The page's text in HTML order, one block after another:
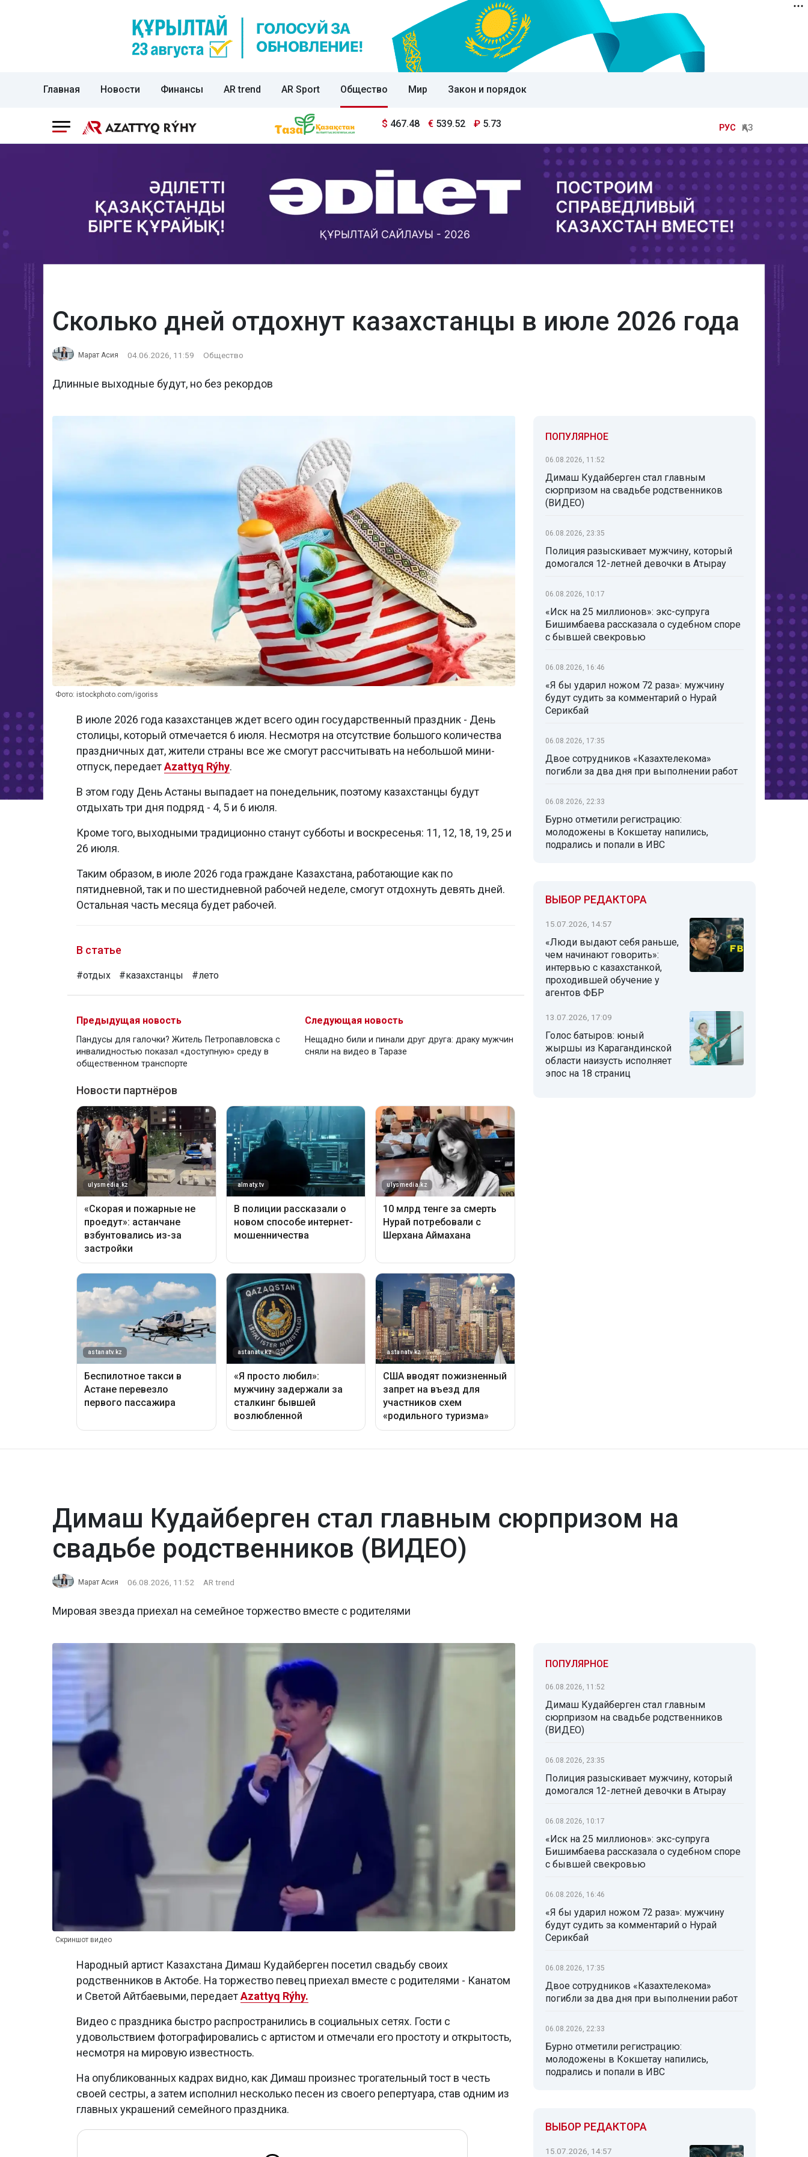
Главная Новости Финансы AR trend AR Sport Общество Мир Закон и порядок
$ 467.48 € 539.52 ₽ 5.73 РУС ҚАЗ
Сколько дней отдохнут казахстанцы в июле 2026 года
Марат Асия 04.06.2026, 11:59 Общество
Длинные выходные будут, но без рекордов
Фото: istockphoto.com/igoriss
В июле 2026 года казахстанцев ждет всего один государственный праздник - День
столицы, который отмечается 6 июля. Несмотря на отсутствие большого количества
праздничных дат, жители страны все же смогут рассчитывать на небольшой мини-
отпуск, передаетAzattyq Rýhy.
В этом году День Астаны выпадает на понедельник, поэтому казахстанцы будут
отдыхать три дня подряд - 4, 5 и 6 июля.
Кроме того, выходными традиционно станут субботы и воскресенья: 11, 12, 18, 19, 25 и
26 июля.
Таким образом, в июле 2026 года граждане Казахстана, работающие как по
пятидневной, так и по шестидневной рабочей неделе, смогут отдохнуть девять дней.
Остальная часть месяца будет рабочей.
В статье
#отдых #казахстанцы #лето
Предыдущая новость
Пандусы для галочки? Житель Петропавловска с
инвалидностью показал «доступную» среду в
общественном транспорте
Следующая новость
Нещадно били и пинали друг друга: драку мужчин
сняли на видео в Таразе
ПОПУЛЯРНОЕ
06.08.2026, 11:52
Димаш Кудайберген стал главным
сюрпризом на свадьбе родственников
(ВИДЕО)
06.08.2026, 23:35
Полиция разыскивает мужчину, который
домогался 12-летней девочки в Атырау
06.08.2026, 10:17
«Иск на 25 миллионов»: экс-супруга
Бишимбаева рассказала о судебном споре
с бывшей свекровью
06.08.2026, 16:46
«Я бы ударил ножом 72 раза»: мужчину
будут судить за комментарий о Нурай
Серикбай
06.08.2026, 17:35
Двое сотрудников «Казахтелекома»
погибли за два дня при выполнении работ
06.08.2026, 22:33
Бурно отметили регистрацию:
молодожены в Кокшетау напились,
подрались и попали в ИВС
ВЫБОР РЕДАКТОРА
15.07.2026, 14:57
«Люди выдают себя раньше,
чем начинают говорить»:
интервью с казахстанкой,
проходившей обучение у
агентов ФБР
13.07.2026, 17:09
Голос батыров: юный
жыршы из Карагандинской
области наизусть исполняет
эпос на 18 страниц
Димаш Кудайберген стал главным сюрпризом на
свадьбе родственников (ВИДЕО)
Марат Асия 06.08.2026, 11:52 AR trend
Мировая звезда приехал на семейное торжество вместе с родителями
Скриншот видео
Народный артист Казахстана Димаш Кудайберген посетил свадьбу своих
родственников в Актобе. На торжество певец приехал вместе с родителями - Канатом
и Светой Айтбаевыми, передаетAzattyq Rýhy.
Видео с праздника быстро распространились в социальных сетях. Гости с
удовольствием фотографировались с артистом и отмечали его простоту и открытость,
несмотря на мировую известность.
На опубликованных кадрах видно, как Димаш произнес трогательный тост в честь
своей сестры, а затем исполнил несколько песен из своего репертуара, став одним из
главных украшений семейного праздника.
ПОПУЛЯРНОЕ
06.08.2026, 11:52
Димаш Кудайберген стал главным
сюрпризом на свадьбе родственников
(ВИДЕО)
06.08.2026, 23:35
Полиция разыскивает мужчину, который
домогался 12-летней девочки в Атырау
06.08.2026, 10:17
«Иск на 25 миллионов»: экс-супруга
Бишимбаева рассказала о судебном споре
с бывшей свекровью
06.08.2026, 16:46
«Я бы ударил ножом 72 раза»: мужчину
будут судить за комментарий о Нурай
Серикбай
06.08.2026, 17:35
Двое сотрудников «Казахтелекома»
погибли за два дня при выполнении работ
06.08.2026, 22:33
Бурно отметили регистрацию:
молодожены в Кокшетау напились,
подрались и попали в ИВС
ВЫБОР РЕДАКТОРА
15.07.2026, 14:57